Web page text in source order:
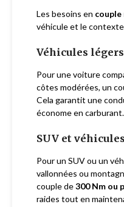
Les besoins en
véhicule et le
Véhicules
Pour une voiture
côtes modérées, un
Cela garantit une
économe en carburant.
SUV et
Pour un SUV ou un
vallonnées ou
couple de300 Nm ou
raides tout en